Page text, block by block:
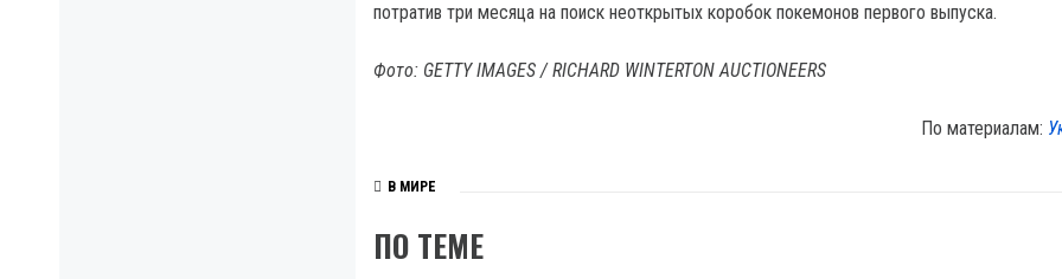
потратив три месяца на поиск неоткрытых коробок покемонов первого выпуска.
Фото: GETTY IMAGES / RICHARD WINTERTON AUCTIONEERS
По материалам:
В МИРЕ
ПО ТЕМЕ